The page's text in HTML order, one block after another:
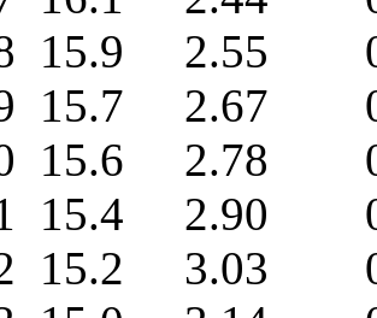
15.9 2.55
15.7 2.67
15.6 2.78
15.4 2.90
15.2 3.03